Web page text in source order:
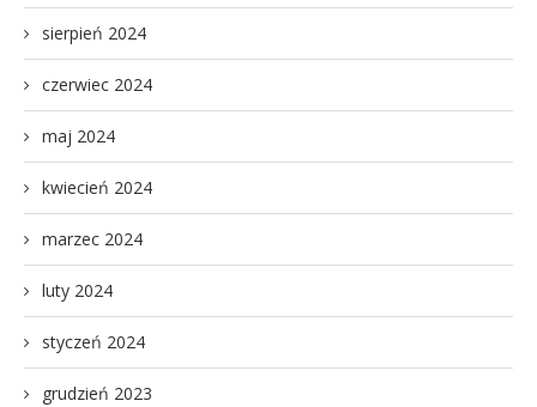
sierpień 2024
czerwiec 2024
maj 2024
kwiecień 2024
marzec 2024
luty 2024
styczeń 2024
grudzień 2023